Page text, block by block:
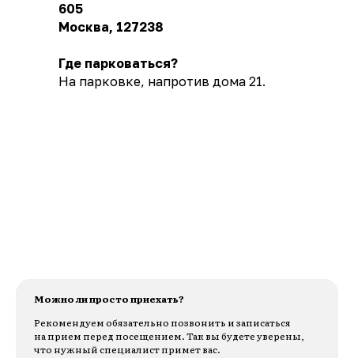
605
Москва, 127238
Где парковаться?
На парковке, напротив дома 21.
Можно ли просто приехать?
Рекомендуем обязательно позвонить и записаться
на прием перед посещением. Так вы будете уверены,
что нужный специалист примет вас.